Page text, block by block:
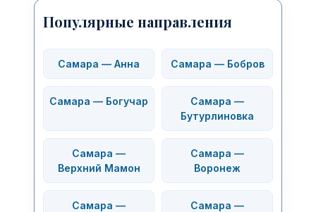
Популярные направления
Самара — Анна Самара — Бобров
Самара — Богучар
Самара —
Бутурлиновка
Самара —
Верхний Мамон
Самара —
Воронеж
Самара —
Самара —